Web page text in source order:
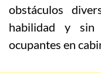
obstáculos
habilidad y sin
ocupantes en